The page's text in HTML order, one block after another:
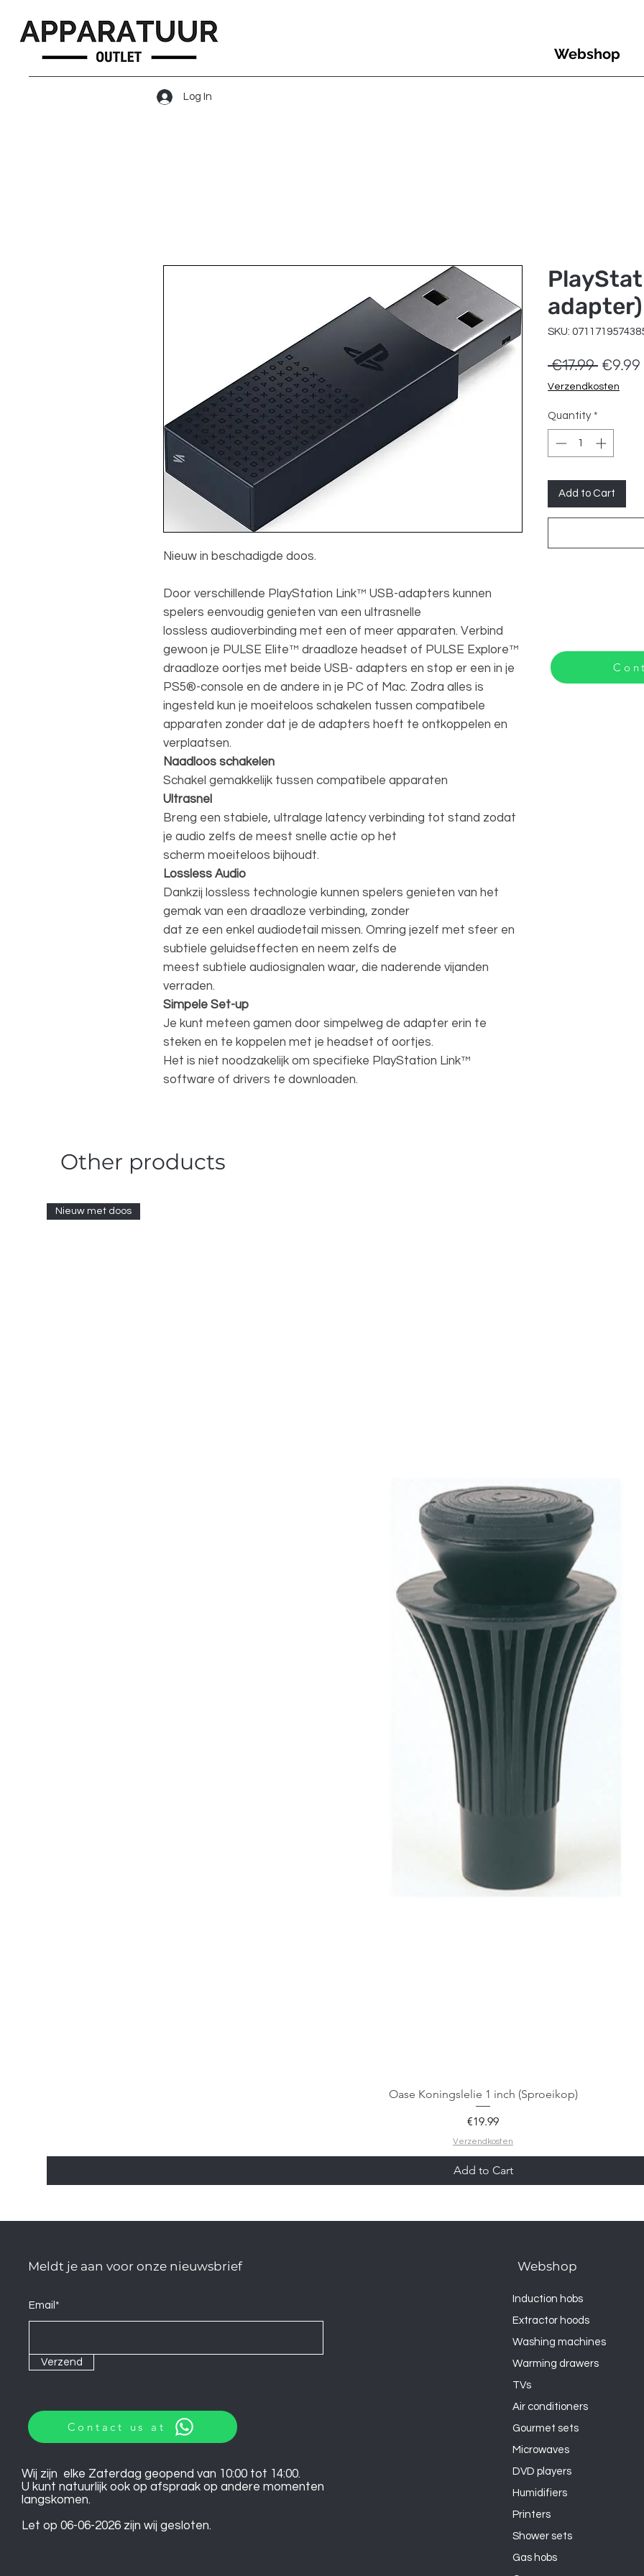
Log In
Webshop
Nieuw in beschadigde doos.
Door verschillende PlayStation Link™ USB-adapters kunnen
spelers eenvoudig genieten van een ultrasnelle
lossless audioverbinding met een of meer apparaten. Verbind
gewoon je PULSE Elite™ draadloze headset of PULSE Explore™
draadloze oortjes met beide USB- adapters en stop er een in je
PS5®-console en de andere in je PC of Mac. Zodra alles is
ingesteld kun je moeiteloos schakelen tussen compatibele
apparaten zonder dat je de adapters hoeft te ontkoppelen en
verplaatsen.
Naadloos schakelen
Schakel gemakkelijk tussen compatibele apparaten
Ultrasnel
Breng een stabiele, ultralage latency verbinding tot stand zodat
je audio zelfs de meest snelle actie op het
scherm moeiteloos bijhoudt.
Lossless Audio
Dankzij lossless technologie kunnen spelers genieten van het
gemak van een draadloze verbinding, zonder
dat ze een enkel audiodetail missen. Omring jezelf met sfeer en
subtiele geluidseffecten en neem zelfs de
meest subtiele audiosignalen waar, die naderende vijanden
verraden.
Simpele Set-up
Je kunt meteen gamen door simpelweg de adapter erin te
steken en te koppelen met je headset of oortjes.
Het is niet noodzakelijk om specifieke PlayStation Link™
software of drivers te downloaden.
adapter)
SKU:
€17.99 Regular
Price
€9.99
Verzendkosten
Quantity *
Add to Cart
Other products
Nieuw met doos
Oase Koningslelie 1 inch (Sproeikop)
Price
€19.99
Verzendkosten
Add to Cart
Meldt je aan voor onze nieuwsbrief
Email*
Verzend
Contact us at
Wij zijn elke Zaterdag geopend van 10:00 tot 14:00.
U kunt natuurlijk ook op afspraak op andere momenten
langskomen.
Let op 06-06-2026 zijn wij gesloten.
Webshop
Induction hobs
Extractor hoods
Washing machines
Warming drawers
TVs
Air conditioners
Gourmet sets
Microwaves
DVD players
Humidifiers
Printers
Shower sets
Gas hobs